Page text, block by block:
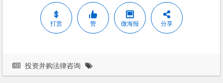
打赏 赞 微海报 分享
投资并购法律咨询